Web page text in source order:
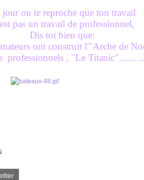
jour on te reproche que ton travail
travail de professionnel,
que:
ont construit l'"Arche de
, "Le